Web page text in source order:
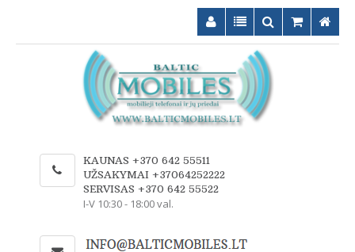
KAUNAS +370 642 55511
UŽSAKYMAI +37064252222
SERVISAS +370 642 55522
I-V 10:30 - 18:00 val.